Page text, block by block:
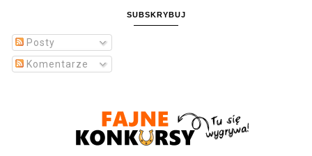
SUBSKRYBUJ
Posty
Komentarze